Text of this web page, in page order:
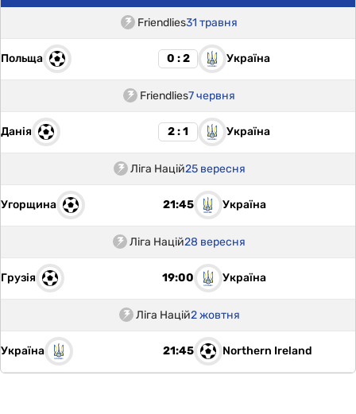
Friendlies31 травня
Польща 0 : 2 Україна
Friendlies7 червня
Данія 2 : 1 Україна
Ліга Націй25 вересня
Угорщина 21:45 Україна
Ліга Націй28 вересня
Грузія 19:00 Україна
Ліга Націй2 жовтня
Україна 21:45 Northern Ireland